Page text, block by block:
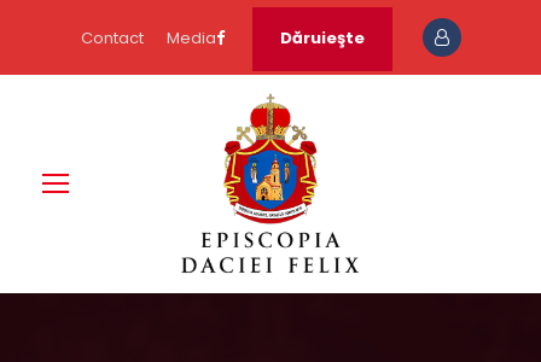
Contact Media Dăruieşte